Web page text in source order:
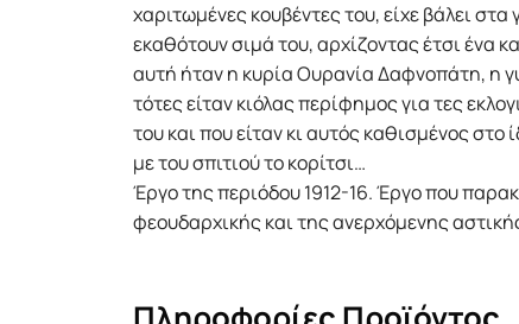
χαριτωμένες κουβέντες του, είχε βάλει
εκαθότουν σιμά του, αρχίζοντας έτσι ένα
αυτή ήταν η κυρία Oυρανία Δαφνοπάτη, η
τότες είταν κιόλας περίφημος για τες
του και που είταν κι αυτός καθισμένος
με του σπιτιού το κορίτσι…
Έργο της περιόδου 1912-16. Έργο που
φεουδαρχικής και της ανερχόμενης